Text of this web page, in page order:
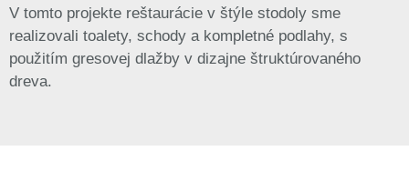
V tomto projekte reštaurácie v štýle stodoly sme
realizovali toalety, schody a kompletné podlahy, s
použitím gresovej dlažby v dizajne štruktúrovaného
dreva.